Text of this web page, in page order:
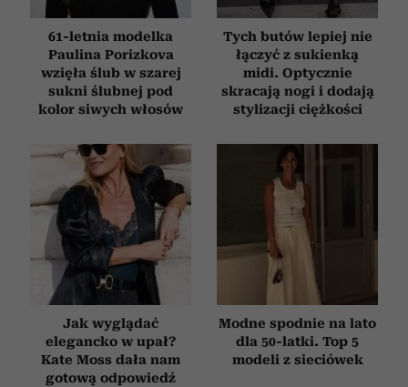
61-letnia modelka
Paulina Porizkova
wzięła ślub w szarej
sukni ślubnej pod
kolor siwych włosów
Tych butów lepiej nie
łączyć z sukienką
midi. Optycznie
skracają nogi i dodają
stylizacji ciężkości
Jak wyglądać
elegancko w upał?
Kate Moss dała nam
gotową odpowiedź
Modne spodnie na lato
dla 50-latki. Top 5
modeli z sieciówek